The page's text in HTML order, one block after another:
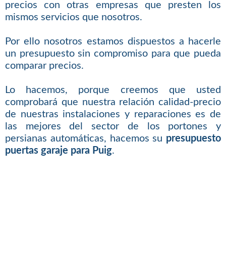
precios con otras empresas que presten los
mismos servicios que nosotros.
Por ello nosotros estamos dispuestos a hacerle
un presupuesto sin compromiso para que pueda
comparar precios.
Lo hacemos, porque creemos que usted
comprobará que nuestra relación calidad-precio
de nuestras instalaciones y reparaciones es de
las mejores del sector de los portones y
persianas automáticas, hacemos su presupuesto
puertas garaje para Puig.